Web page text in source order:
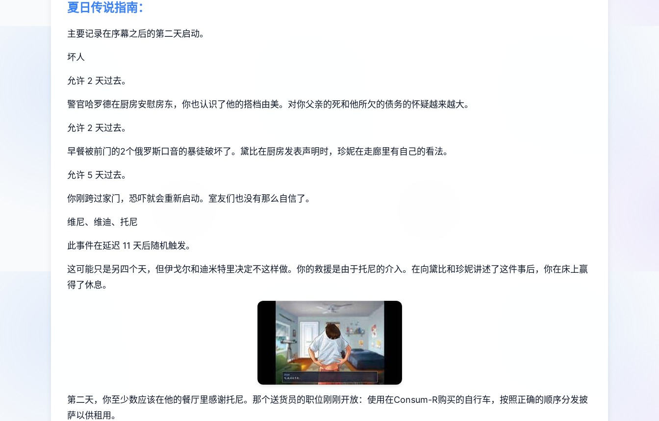
夏日传说指南：
主要记录在序幕之后的第二天启动。
坏人
允许 2 天过去。
警官哈罗德在厨房安慰房东，你也认识了他的搭档由美。对你父亲的死和他所欠的债务的怀疑越来越大。
允许 2 天过去。
早餐被前门的2个俄罗斯口音的暴徒破坏了。黛比在厨房发表声明时，珍妮在走廊里有自己的看法。
允许 5 天过去。
你刚跨过家门，恐吓就会重新启动。室友们也没有那么自信了。
维尼、维迪、托尼
此事件在延迟 11 天后随机触发。
这可能只是另四个天，但伊戈尔和迪米特里决定不这样做。你的救援是由于托尼的介入。在向黛比和珍妮讲述了这件事后，你在床上赢
得了休息。
第二天，你至少数应该在他的餐厅里感谢托尼。那个送货员的职位刚刚开放：使用在Consum-R购买的自行车，按照正确的顺序分发披
萨以供租用。